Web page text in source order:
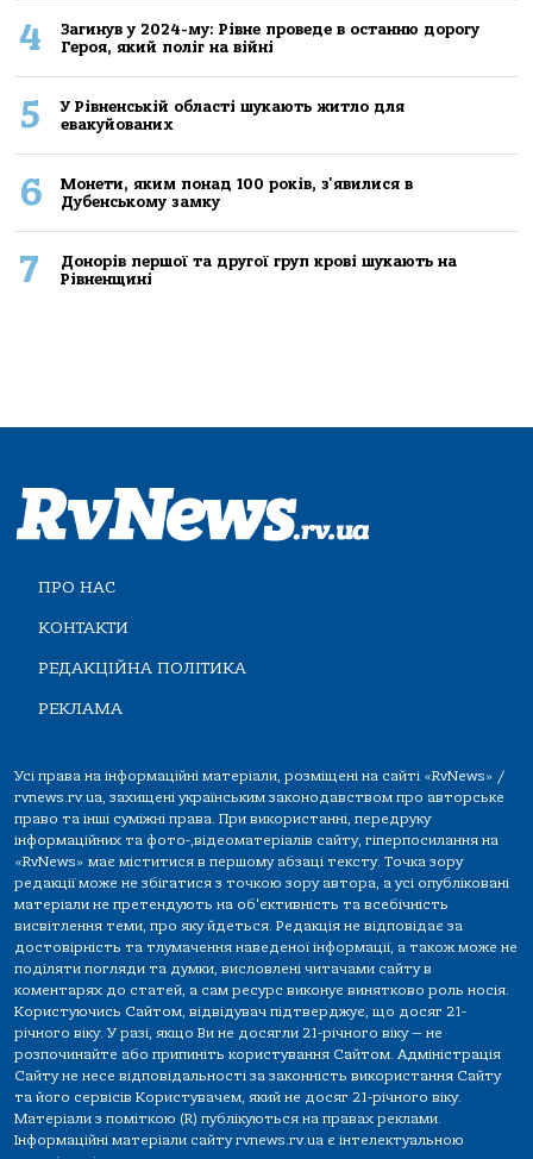
4
Загинув у 2024-му: Рівне проведе в останню дорогу
Героя, який поліг на війні
5
У Рівненській області шукають житло для
евакуйованих
6
Монети, яким понад 100 років, з'явилися в
Дубенському замку
7
Донорів першої та другої груп крові шукають на
Рівненщині
ПРО НАС
КОНТАКТИ
РЕДАКЦІЙНА ПОЛІТИКА
РЕКЛАМА
Усі права на інформаційні матеріали, розміщені на сайті «RvNews» /
rvnews.rv.ua, захищені українським законодавством про авторське
право та інші суміжні права. При використанні, передруку
інформаційних та фото-,відеоматеріалів сайту, гіперпосилання на
«RvNews» має міститися в першому абзаці тексту. Точка зору
редакції може не збігатися з точкою зору автора, а усі опубліковані
матеріали не претендують на об'єктивність та всебічність
висвітлення теми, про яку йдеться. Редакція не відповідає за
достовірність та тлумачення наведеної інформації, а також може не
поділяти погляди та думки, висловлені читачами сайту в
коментарях до статей, а сам ресурс виконує винятково роль носія.
Користуючись Сайтом, відвідувач підтверджує, що досяг 21-
річного віку. У разі, якщо Ви не досягли 21-річного віку — не
розпочинайте або припиніть користування Сайтом. Адміністрація
Сайту не несе відповідальності за законність використання Сайту
та його сервісів Користувачем, який не досяг 21-річного віку.
Матеріали з поміткою (R) публікуються на правах реклами.
Інформаційні матеріали сайту rvnews.rv.ua є інтелектуальною